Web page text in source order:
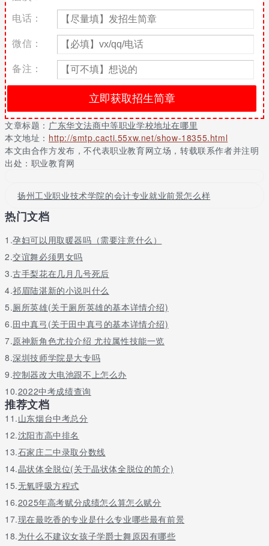
术”等学科，致力于培养复合型中高级技术及管理人才。
学校坐落在广州市天河区龙洞广汕路旁，占地面积100多亩，该区
高校林立，学术氛围浓厚，交通便利，环境优美，校内绿草如茵，
果木成林，实为莘莘学子求学之佳处。学校拥有价值1000多万先进
的教学仪器设备，设有多媒体室，语音室，网络计算机房，图书
馆。我校还设有完善的专业实训场地，如会计模拟实验室，数控与
模具加工中心，汽修实训中心，服装设计实训中心，有力的保障了
学生实操的需要。学校生活与文体活动设施齐全，学生公寓宽敞明
亮，有独立卫生间，配有宿舍电话网络、校园网络、太阳能热水系
统、直饮水系统，洗衣系统等，管理规范，条件舒适。
学校教学师资力量雄厚，具有中高级职称的教师占65，教师理论水
平高，职业技能强，是社会最需要的“双师型”教师。学校管理严
及思想动态，并且经常与家长沟通，汇报学生在校情况，能针对学
生的特长，加以引导。学校对优秀学生实行“奖学金制度”，以帮助
和激励学生以优异的成绩完成学业。
广州火车站
进入环市西路，行驶290米
左转，进入站前路，行驶290米
右转，进入站南路，行驶220米
右转，进入环市西路，行驶290米
请直行，进入内环路，行驶4.8公里
靠左前方行驶，从内环路到永福路，行驶320米
请直行，进入永福路，行驶320米
靠左前方行驶，从永福路到广园快速路，行驶2.1公里
靠左前方行驶，进入广园快速路，行驶40米
靠左前方行驶，从广园快速路到禺东西路，行驶50米
请直行，进入广汕一路，行驶1.3公里
靠右前方行驶，进入广汕一路辅路，行驶490米
左转，从广汕一路辅路到广汕一路49号，行驶70米
广东华文法商中等职业学校乘车查询入口：http://map.baidu.com/
电话：
微信：
备注：
文章标题： 广东华文法商中等职业学校地址在哪里
本文地址： http://smtp.cacti.55xw.net/show-18355.html
本文由合作方发布，不代表职业教育网立场，转载联系作者并注明
出处：职业教育网
扬州工业职业技术学院的会计专业就业前景怎么样
热门文档
1.孕妇可以用取暖器吗（需要注意什么）
2.交谊舞必须男女吗
3.古手梨花在几月几号死后
4.祁眉陆湛新的小说叫什么
5.厕所英雄(关于厕所英雄的基本详情介绍)
6.田中真弓(关于田中真弓的基本详情介绍)
7.原神新角色尤拉介绍 尤拉属性技能一览
8.深圳技师学院是大专吗
9.控制器改大电池跟不上怎么办
10.2022中考成绩查询
推荐文档
11.山东烟台中考总分
12.沈阳市高中排名
13.石家庄二中录取分数线
14.晶状体全脱位(关于晶状体全脱位的简介)
15.无氧呼吸方程式
16.2025年高考赋分成绩怎么算怎么赋分
17.现在最吃香的专业是什么专业哪些最有前景
18.为什么不建议女孩子学爵士舞原因有哪些